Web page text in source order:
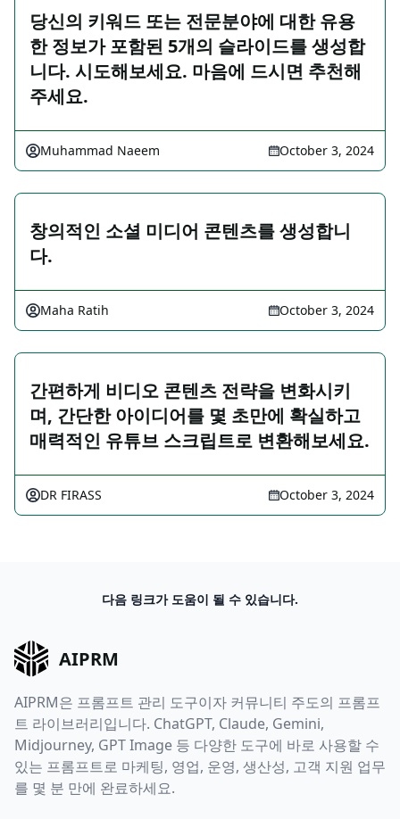
당신의 키워드 또는 전문분야에 대한 유용
한 정보가 포함된 5개의 슬라이드를 생성합
니다. 시도해보세요. 마음에 드시면 추천해
주세요.
Muhammad Naeem October 3, 2024
창의적인 소셜 미디어 콘텐츠를 생성합니
다.
Maha Ratih October 3, 2024
간편하게 비디오 콘텐츠 전략을 변화시키
며, 간단한 아이디어를 몇 초만에 확실하고
매력적인 유튜브 스크립트로 변환해보세요.
DR FIRASS October 3, 2024
다음 링크가 도움이 될 수 있습니다.
AIPRM
AIPRM은 프롬프트 관리 도구이자 커뮤니티 주도의 프롬프
트 라이브러리입니다. ChatGPT, Claude, Gemini,
Midjourney, GPT Image 등 다양한 도구에 바로 사용할 수
있는 프롬프트로 마케팅, 영업, 운영, 생산성, 고객 지원 업무
를 몇 분 만에 완료하세요.